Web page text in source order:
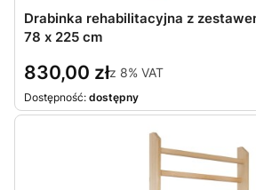
Drabinka rehabilitacyjna z
78 x 225 cm
830,00 złz 8% VAT
Dostępność: dostępny